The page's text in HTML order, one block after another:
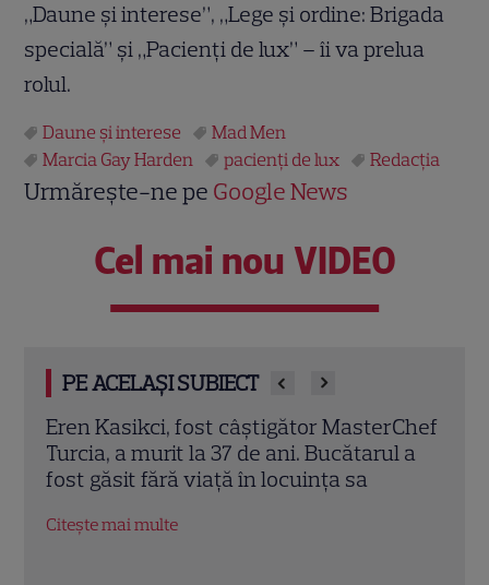
„Daune şi interese”, „Lege şi ordine: Brigada
specială” şi „Pacienţi de lux” – îi va prelua
rolul.
Daune şi interese
Mad Men
Marcia Gay Harden
pacienţi de lux Redacţia
Urmărește-ne pe Google News
Cel mai nou VIDEO
PE ACELAȘI SUBIECT
Trei cupluri revin la „Insula Iubirii –
Reuniuni”. Ce se întâmplă când se
întâlnesc din nou cu Radu Vâlcan
Citește mai multe